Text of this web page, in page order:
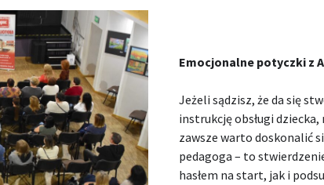
Emocjonalne potyczki z
Jeżeli sądzisz, że da się
instrukcję obsługi
zawsze warto doskonalić
pedagoga – to
hasłem na start, jak i